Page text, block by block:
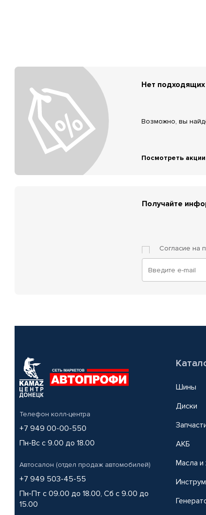
Нет
Возможно, вы
Посмотреть акции
Получайте
Согласие на
Телефон колл-центра
+7 949 00-00-550
Пн-Вс с 9.00 до 18.00
Автосалон (отдел продаж автомобилей)
+7 949 503-45-55
Пн-Пт с 09.00 до 18.00, Сб с 9.00 до
15.00
Шины
Диски
АКБ
Масла и